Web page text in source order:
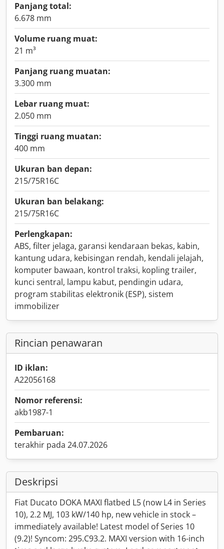
Panjang total:
6.678 mm
Volume ruang muat:
21 m³
Panjang ruang muatan:
3.300 mm
Lebar ruang muat:
2.050 mm
Tinggi ruang muatan:
400 mm
Ukuran ban depan:
215/75R16C
Ukuran ban belakang:
215/75R16C
Perlengkapan:
ABS, filter jelaga, garansi kendaraan bekas, kabin,
kantung udara, kebisingan rendah, kendali jelajah,
komputer bawaan, kontrol traksi, kopling trailer,
kunci sentral, lampu kabut, pendingin udara,
program stabilitas elektronik (ESP), sistem
immobilizer
Rincian penawaran
ID iklan:
A22056168
Nomor referensi:
akb1987-1
Pembaruan:
terakhir pada 24.07.2026
Deskripsi
Fiat Ducato DOKA MAXI flatbed L5 (now L4 in Series
10), 2.2 MJ, 103 kW/140 hp, new vehicle in stock –
immediately available! Latest model of Series 10
(9.2)! Syncom: 295.C93.2. MAXI version with 16-inch